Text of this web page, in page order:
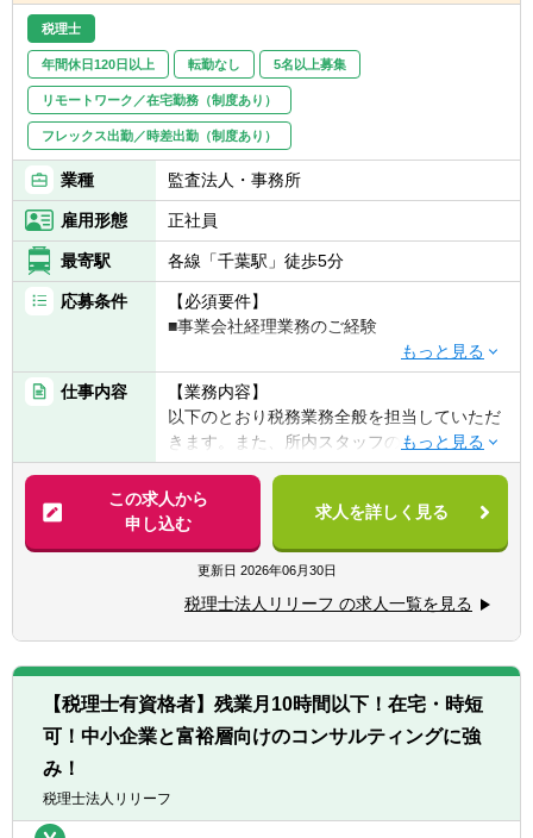
税理士
年間休日120日以上 転勤なし 5名以上募集
リモートワーク／在宅勤務（制度あり）
フレックス出勤／時差出勤（制度あり）
業種 監査法人・事務所
雇用形態 正社員
最寄駅 各線「千葉駅」徒歩5分
応募条件
【必須要件】
■事業会社経理業務のご経験
【歓迎要件】
■後輩指導（マネジメント）のご経験
■税理士科目合格/簿記等の資格をお持ちの方
【求める人物像】
■チャレンジ精神がある
税理士事務所での仕事をお客様に対する「サ
ービス」として捉えられる
■コツコツ努力できる
■明るい、人と話すのが好き、事務作業が好
という意欲をお持ちの方
※仕事に対する意欲や、上昇志向のある方、
大歓迎です！人間性を重視しながら採用して
欲がある方はぜひ一度ご応募ください！
仕事内容
【業務内容】
以下のとおり税務業務全般を担当していただ
きます。また、所内スタッフのサポート役と
しても期待しております。
【具体的には】
業務は多岐に渡り、コンサルティング業務
（30～50件程度）や資産税・相続案件（年間
10件以上）にも力を入れています。
チャレンジ意欲のある方には、やってみたい
業務を積極的にお任せ致します！
■税務相談、各種コンサルティング
■資産税業務
■各種申告書作成、確定申告業務
■決算業務、年末調整
■関与先への報告
【主な使用ソフト】
この求人から
申し込む
求人を詳しく見る
更新日 2026年06月30日
税理士法人リリーフ の求人一覧を見る
【税理士有資格者】残業月10時間以下！在宅・時短
可！中小企業と富裕層向けのコンサルティングに強
み！
税理士法人リリーフ